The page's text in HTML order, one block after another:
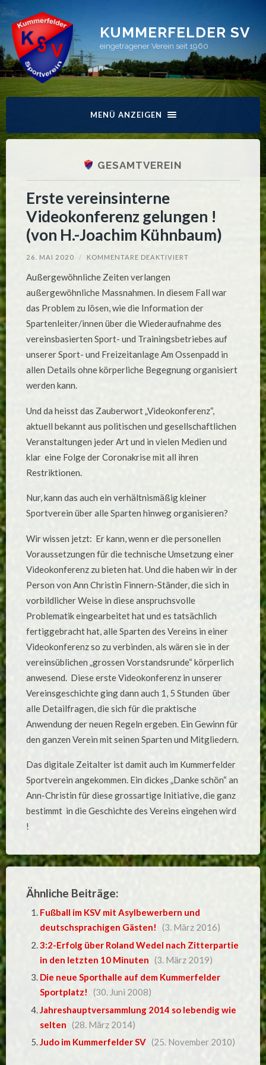
KUMMERFELDER SV
eingetragener Verein seit 1960
MENÜ ANZEIGEN
GESAMTVEREIN
Erste vereinsinterne
Videokonferenz gelungen !
(von H.-Joachim Kühnbaum)
26. MAI 2020 / KOMMENTARE DEAKTIVIERT
!
H.-
KÜHNBAUM)
Außergewöhnliche Zeiten verlangen
außergewöhnliche Massnahmen. In diesem Fall war
das Problem zu lösen, wie die Information der
Spartenleiter/innen über die Wiederaufnahme des
vereinsbasierten Sport- und Trainingsbetriebes auf
unserer Sport- und Freizeitanlage Am Ossenpadd in
allen Details ohne körperliche Begegnung organisiert
werden kann.
Und da heisst das Zauberwort „Videokonferenz“,
aktuell bekannt aus politischen und gesellschaftlichen
Veranstaltungen jeder Art und in vielen Medien und
klar eine Folge der Coronakrise mit all ihren
Restriktionen.
Nur, kann das auch ein verhältnismäßig kleiner
Sportverein über alle Sparten hinweg organisieren?
Wir wissen jetzt: Er kann, wenn er die personellen
Voraussetzungen für die technische Umsetzung einer
Videokonferenz zu bieten hat. Und die haben wir in der
Person von Ann Christin Finnern-Ständer, die sich in
vorbildlicher Weise in diese anspruchsvolle
Problematik eingearbeitet hat und es tatsächlich
fertiggebracht hat, alle Sparten des Vereins in einer
Videokonferenz so zu verbinden, als wären sie in der
vereinsüblichen „grossen Vorstandsrunde“ körperlich
anwesend. Diese erste Videokonferenz in unserer
Vereinsgeschichte ging dann auch 1, 5 Stunden über
alle Detailfragen, die sich für die praktische
Anwendung der neuen Regeln ergeben. Ein Gewinn für
den ganzen Verein mit seinen Sparten und Mitgliedern.
Das digitale Zeitalter ist damit auch im Kummerfelder
Sportverein angekommen. Ein dickes „Danke schön“ an
Ann-Christin für diese grossartige Initiative, die ganz
bestimmt in die Geschichte des Vereins eingehen wird
!
Ähnliche Beiträge:
Fußball im KSV mit Asylbewerbern und
deutschsprachigen Gästen!
(3. März 2016)
3:2-Erfolg über Roland Wedel nach Zitterpartie
in den letzten 10 Minuten (3. März 2019)
Die neue Sporthalle auf dem Kummerfelder
Sportplatz!
(30. Juni 2008)
Jahreshauptversammlung 2014 so lebendig wie
selten (28. März 2014)
Judo im Kummerfelder SV (25. November 2010)